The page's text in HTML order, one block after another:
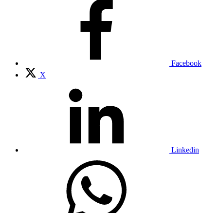
Facebook
X
Linkedin